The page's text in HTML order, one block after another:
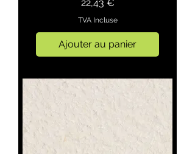
22,43 €
TVA Incluse
Ajouter au panier